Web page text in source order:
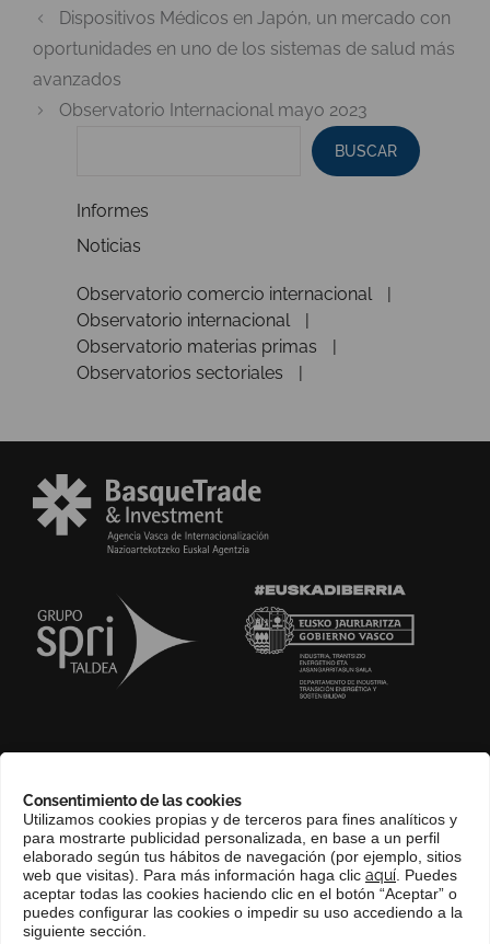
Consentimiento de las cookies
Utilizamos cookies propias y de terceros para fines analíticos y
para mostrarte publicidad personalizada, en base a un perfil
elaborado según tus hábitos de navegación (por ejemplo, sitios
web que visitas). Para más información haga clic aquí . Puedes
aceptar todas las cookies haciendo clic en el botón “Aceptar” o
puedes configurar las cookies o impedir su uso accediendo a la
siguiente sección.
Dispositivos Médicos en Japón, un mercado con
oportunidades en uno de los sistemas de salud más
avanzados
Observatorio Internacional mayo 2023
BUSCAR
Informes
Noticias
Observatorio comercio internacional
Observatorio internacional
Observatorio materias primas
Observatorios sectoriales
COMPLIANCE CHANNEL
CONTACTO
EUSKERA
PERFIL DEL CONTRATANTE